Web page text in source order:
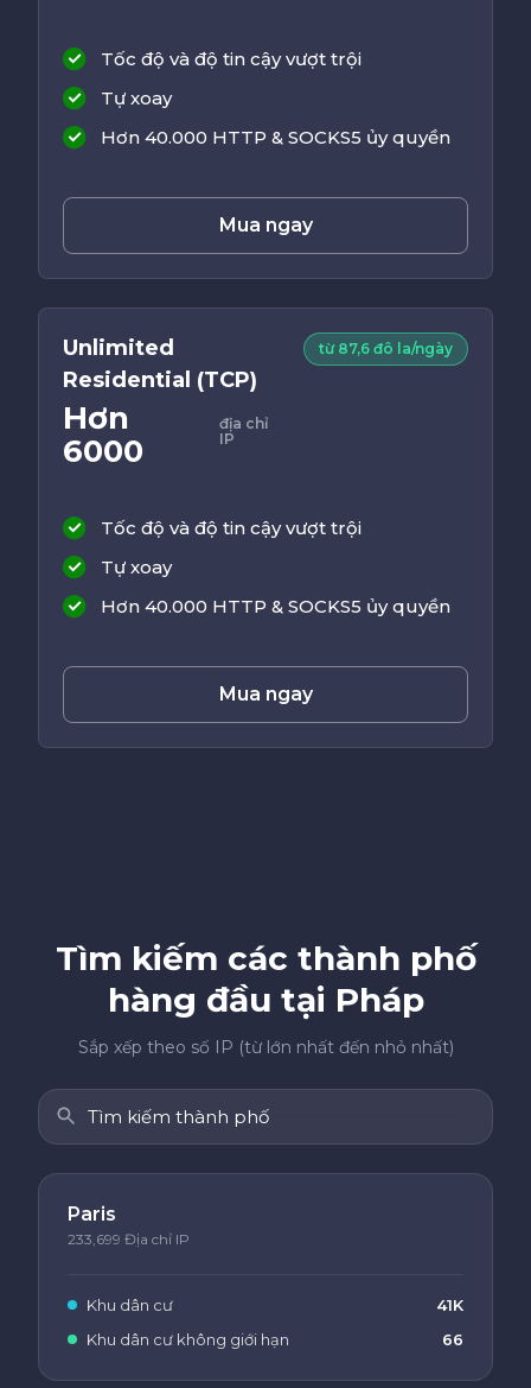
Tốc độ và độ tin cậy vượt trội
Tự xoay
Hơn 40.000 HTTP & SOCKS5 ủy quyền
Mua ngay
Unlimited
Residential (TCP)
Hơn
6000
địa chỉ
IP
từ 87,6 đô la/ngày
Tốc độ và độ tin cậy vượt trội
Tự xoay
Hơn 40.000 HTTP & SOCKS5 ủy quyền
Mua ngay
Tìm kiếm các thành phố
hàng đầu tại Pháp
Sắp xếp theo số IP (từ lớn nhất đến nhỏ nhất)
Paris
233,699 Địa chỉ IP
Khu dân cư
41K
Khu dân cư không giới hạn
66